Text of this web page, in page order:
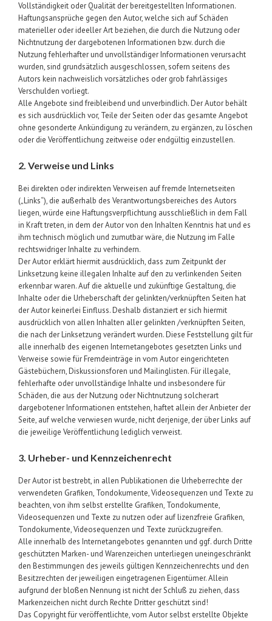
Vollständigkeit oder Qualität der bereitgestellten Informationen.
Haftungsansprüche gegen den Autor, welche sich auf Schäden
materieller oder ideeller Art beziehen, die durch die Nutzung oder
Nichtnutzung der dargebotenen Informationen bzw. durch die
Nutzung fehlerhafter und unvollständiger Informationen verursacht
wurden, sind grundsätzlich ausgeschlossen, sofern seitens des
Autors kein nachweislich vorsätzliches oder grob fahrlässiges
Verschulden vorliegt.
Alle Angebote sind freibleibend und unverbindlich. Der Autor behält
es sich ausdrücklich vor, Teile der Seiten oder das gesamte Angebot
ohne gesonderte Ankündigung zu verändern, zu ergänzen, zu löschen
oder die Veröffentlichung zeitweise oder endgültig einzustellen.
2. Verweise und Links
Bei direkten oder indirekten Verweisen auf fremde Internetseiten
(„Links“), die außerhalb des Verantwortungsbereiches des Autors
liegen, würde eine Haftungsverpflichtung ausschließlich in dem Fall
in Kraft treten, in dem der Autor von den Inhalten Kenntnis hat und es
ihm technisch möglich und zumutbar wäre, die Nutzung im Falle
rechtswidriger Inhalte zu verhindern.
Der Autor erklärt hiermit ausdrücklich, dass zum Zeitpunkt der
Linksetzung keine illegalen Inhalte auf den zu verlinkenden Seiten
erkennbar waren. Auf die aktuelle und zukünftige Gestaltung, die
Inhalte oder die Urheberschaft der gelinkten/verknüpften Seiten hat
der Autor keinerlei Einfluss. Deshalb distanziert er sich hiermit
ausdrücklich von allen Inhalten aller gelinkten /verknüpften Seiten,
die nach der Linksetzung verändert wurden. Diese Feststellung gilt für
alle innerhalb des eigenen Internetangebotes gesetzten Links und
Verweise sowie für Fremdeinträge in vom Autor eingerichteten
Gästebüchern, Diskussionsforen und Mailinglisten. Für illegale,
fehlerhafte oder unvollständige Inhalte und insbesondere für
Schäden, die aus der Nutzung oder Nichtnutzung solcherart
dargebotener Informationen entstehen, haftet allein der Anbieter der
Seite, auf welche verwiesen wurde, nicht derjenige, der über Links auf
die jeweilige Veröffentlichung lediglich verweist.
3. Urheber- und Kennzeichenrecht
Der Autor ist bestrebt, in allen Publikationen die Urheberrechte der
verwendeten Grafiken, Tondokumente, Videosequenzen und Texte zu
beachten, von ihm selbst erstellte Grafiken, Tondokumente,
Videosequenzen und Texte zu nutzen oder auf lizenzfreie Grafiken,
Tondokumente, Videosequenzen und Texte zurückzugreifen.
Alle innerhalb des Internetangebotes genannten und ggf. durch Dritte
geschützten Marken- und Warenzeichen unterliegen uneingeschränkt
den Bestimmungen des jeweils gültigen Kennzeichenrechts und den
Besitzrechten der jeweiligen eingetragenen Eigentümer. Allein
aufgrund der bloßen Nennung ist nicht der Schluß zu ziehen, dass
Markenzeichen nicht durch Rechte Dritter geschützt sind!
Das Copyright für veröffentlichte, vom Autor selbst erstellte Objekte